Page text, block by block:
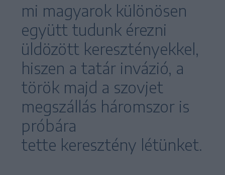
mi magyarok különösen
együtt tudunk érezni
üldözött keresztényekkel,
hiszen a tatár invázió, a
török majd a szovjet
megszállás háromszor is
próbára
tette keresztény létünket.